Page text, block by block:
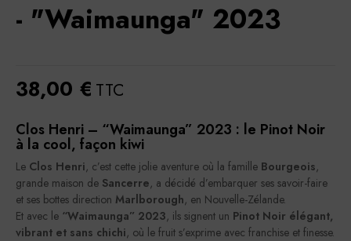
- "Waimaunga" 2023
38,00 € TTC
Clos Henri – “Waimaunga” 2023 : le Pinot Noir
à la cool, façon kiwi
Le Clos Henri, c’est cette jolie aventure où la famille Bourgeois,
grande maison de Sancerre, a décidé d’embarquer ses savoir-faire
et ses bottes direction Marlborough, en Nouvelle-Zélande.
Et avec le “Waimaunga” 2023, ils signent un Pinot Noir élégant,
vibrant et sans chichi, où le fruit s’exprime avec franchise et finesse.